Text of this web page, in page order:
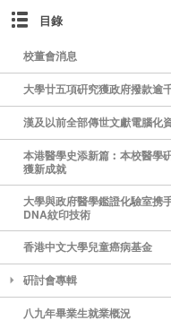
目錄
校董會消息
大學廿五項硏究獲政府撥款逾
漢及以前全部傳世文獻電腦化
本港醫學史添新篇︰本校醫學
獲新成就
大學與政府醫學鑑證化驗室携
DNA紋印技術
香港中文大學兒童癌病基金
硏討會專輯
八九年畢業生就業概況